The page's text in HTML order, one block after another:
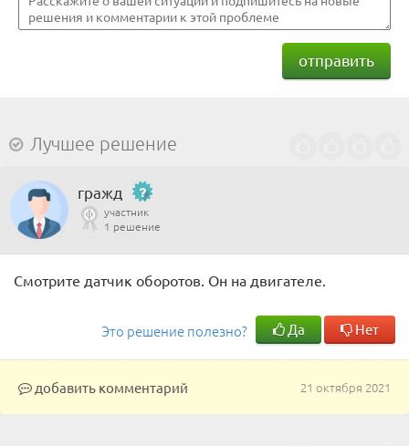
отправить
Лучшее решение
гражд
участник
1 решение
Смотрите датчик оборотов. Он на двигателе.
Это решение полезно? Да Нет
21 октября 2021
добавить комментарий